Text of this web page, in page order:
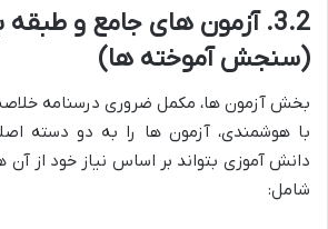
3.2. آزمون های جامع و
(سنجش آموخته ها)
بخش آزمون ها، مکمل ضروری درسنامه
با هوشمندی، آزمون ها را به دو دسته
دانش آموزی بتواند بر اساس نیاز خود از
شامل: